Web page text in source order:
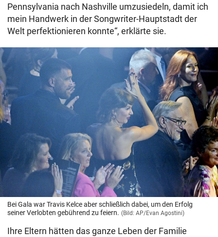
Pennsylvania nach Nashville umzusiedeln, damit ich
mein Handwerk in der Songwriter-Hauptstadt der
Welt perfektionieren konnte“, erklärte sie.
Bei Gala war Travis Kelce aber schließlich dabei, um den Erfolg
seiner Verlobten gebührend zu feiern. (Bild: AP/Evan Agostini)
Ihre Eltern hätten das ganze Leben der Familie